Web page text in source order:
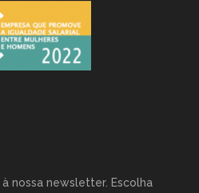
nossa newsletter. Escolha